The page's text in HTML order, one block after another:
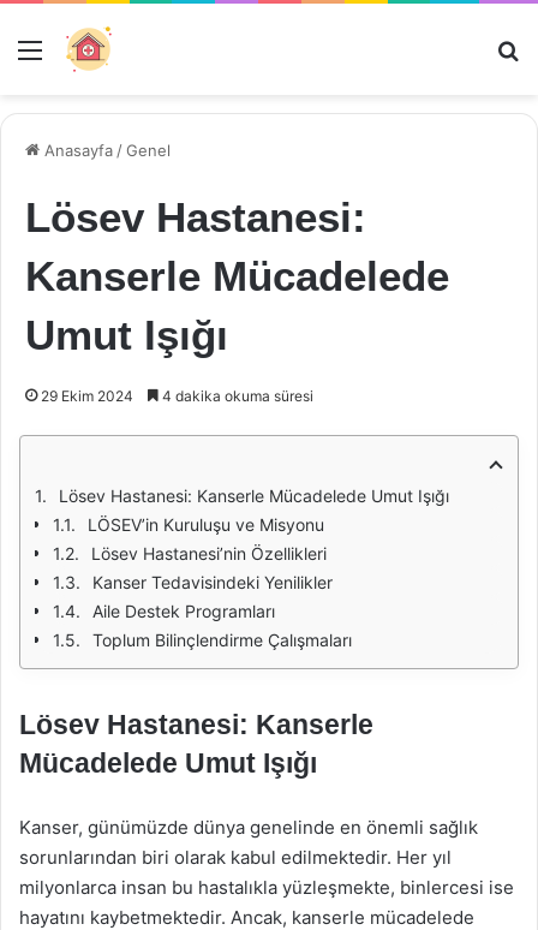
Menü
Anasayfa /Genel
Lösev Hastanesi:
Kanserle Mücadelede
Umut Işığı
29 Ekim 2024 4 dakika okuma süresi
Lösev Hastanesi: Kanserle Mücadelede Umut Işığı
LÖSEV’in Kuruluşu ve Misyonu
Lösev Hastanesi’nin Özellikleri
Kanser Tedavisindeki Yenilikler
Aile Destek Programları
Toplum Bilinçlendirme Çalışmaları
Lösev Hastanesi: Kanserle
Mücadelede Umut Işığı
Kanser, günümüzde dünya genelinde en önemli sağlık
sorunlarından biri olarak kabul edilmektedir. Her yıl
milyonlarca insan bu hastalıkla yüzleşmekte, binlercesi ise
hayatını kaybetmektedir. Ancak, kanserle mücadelede